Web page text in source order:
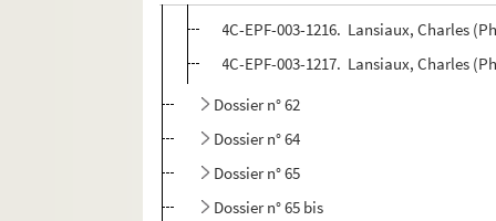
4C-EPF-003-1216. Lansiaux, Charles
4C-EPF-003-1217. Lansiaux, Charles
Dossier n° 62
Dossier n° 64
Dossier n° 65
Dossier n° 65 bis